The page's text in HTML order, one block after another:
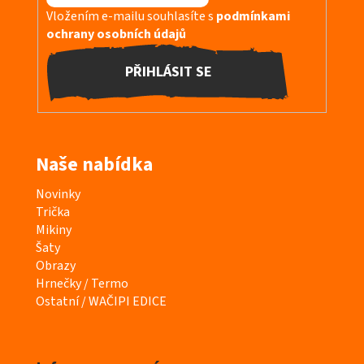
Vložením e-mailu souhlasíte s podmínkami
ochrany osobních údajů
PŘIHLÁSIT SE
Naše nabídka
K
a
t
e
g
o
r
Novinky
Trička
Mikiny
Šaty
Obrazy
Hrnečky / Termo
Ostatní / WAČIPI EDICE